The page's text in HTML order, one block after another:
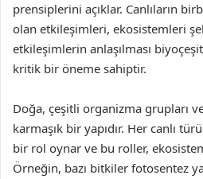
prensiplerini açıklar. Canlıların
olan etkileşimleri, ekosistemleri
etkileşimlerin anlaşılması
kritik bir öneme sahiptir.
Doğa, çeşitli organizma grupları
karmaşık bir yapıdır. Her canlı
bir rol oynar ve bu roller,
Örneğin, bazı bitkiler fotosentez